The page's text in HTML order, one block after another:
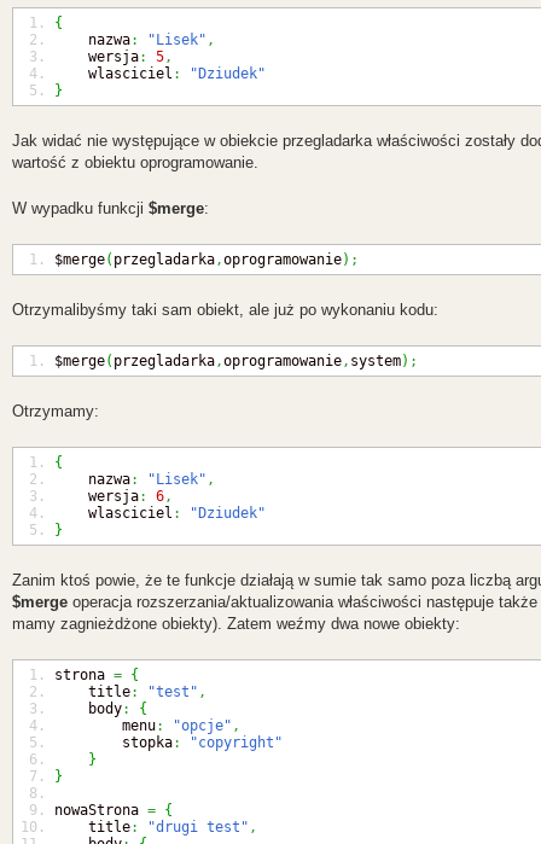
{
    nazwa
: "Lisek" ,
    wersja
: 5,
    wlasciciel
:
"Dziudek"
}
Jak widać nie występujące w obiekcie przegladarka właściwości zostały
wartość z obiektu oprogramowanie.
W wypadku funkcji $merge:
$merge( przegladarka,oprogramowanie) ;
Otrzymalibyśmy taki sam obiekt, ale już po wykonaniu kodu:
$merge( przegladarka,oprogramowanie, system) ;
Otrzymamy:
{
    nazwa
: "Lisek" ,
    wersja
: 6,
    wlasciciel
:
"Dziudek"
}
Zanim ktoś powie, że te funkcje działają w sumie tak samo poza liczbą
$mergeoperacja rozszerzania/aktualizowania właściwości następuje
mamy zagnieżdżone obiekty). Zatem weźmy dwa nowe obiekty:
strona = {
    title
: "test" ,
    body
:
{
        menu
: "opcje" ,
        stopka
:
"copyright"
}
}
nowaStrona = {
    title
: "drugi test" ,